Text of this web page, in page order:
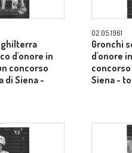
d'onore in
concorso
di Siena -
02.05.1961
Gronchi
d'onore
Siena -